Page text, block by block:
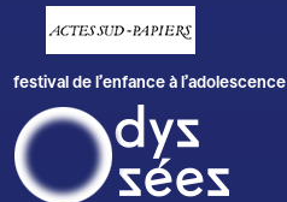
festival de l’enfance à l’adolescence